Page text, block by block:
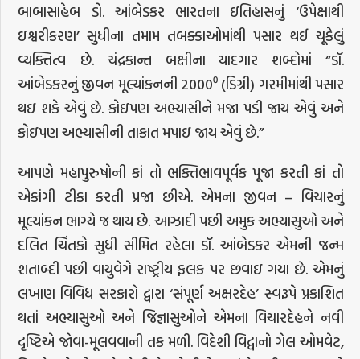
બાબાસાહેબ ડો. આંબેડકર ભારતના ઇતિહાસનું ‘ઉપેક્ષાથી
ઇશ્વરીકરણ’ સુધીના તમામ તબક્કાઓમાંથી પસાર થઈ ચૂકેલું
વ્યક્તિત્વ છે. ચંદ્રકાન્ત બક્ષીના યાદગાર શબ્દોમાં “ડૉ.
આંબેડકરનું જીવન મૂલ્યાંકનની 2000⁰ (ડિગ્રી) ગરમીમાંથી પસાર
થઇ શકે એવું છે. કોઇપણ અભ્યાસીને મજા પડી જાય એવું અને
કોઇપણ અભ્યાસીની તાકાત મપાઇ જાય એવું છે.”
આપણે મહાપુરુષોની કાં તો ભક્તિભાવપૂર્વક પૂજા કરતી કાં તો
એકાંગી ટીકા કરતી પ્રજા છીએ. એમના જીવન – વિચારનું
મૂલ્યાંકન ભાગ્યે જ થાય છે. આઝાદી પછી અમુક અભ્યાસુઓ અને
દલિત ચિંતકો સુધી સીમિત રહેલા ડૉ. આંબેડકર એમની જન્મ
શતાબ્દી પછી વાયુવેગે રાષ્ટ્રીય ફલક પર છવાઇ ગયા છે. એમનું
લખાણ વિવિધ સરકારો દ્વારા ‘સંપૂર્ણ અક્ષરદેહ’ સ્વરૂપે પ્રકાશિત
થતાં અભ્યાસુઓ અને જિજ્ઞાસુઓને એમના વિચારદેહને નવી
દૃષ્ટિએ જોવા-મૂલવવાની તક મળી. વિદેશી વિદ્વાનો ગેલ ઓમવેટ,